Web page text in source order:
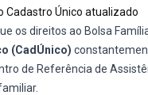
Cadastro Único atualizado
os direitos ao Bolsa
(CadÚnico)
de Referência de